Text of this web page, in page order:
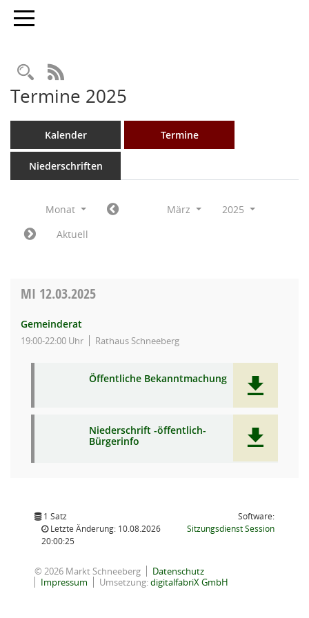
Toggle navigation
Rechercheauswahl
RSS-Feed
Termine 2025
Kalender Termine
Niederschriften
Monat März
2025
Aktuell
MI 12.03.2025
Gemeinderat
19:00-22:00 Uhr Rathaus Schneeberg
Öffentliche Bekanntmachung
Niederschrift -öffentlich-
Bürgerinfo
1 Satz
Letzte Änderung: 10.08.2026
20:00:25
Software:
SitzungsdienstSession(Wird in
© 2026 Markt Schneeberg
Datenschutz
Impressum
Umsetzung:digitalfabriX GmbH